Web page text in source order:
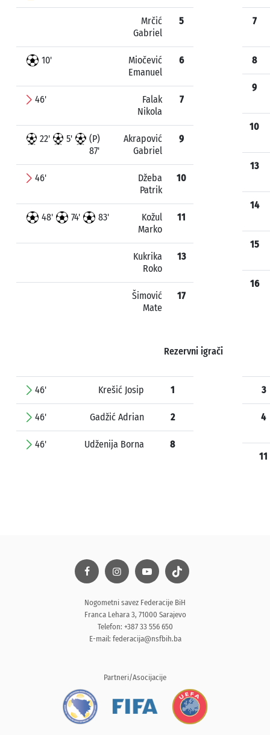
Mrčić
Gabriel
5
10'
Miočević
Emanuel
6
46'
Falak
Nikola
7
22' 5'
(P)
87'
Akrapović
Gabriel
9
46'
Džeba
Patrik
10
48' 74' 83'
Kožul
Marko
11
Kukrika
Roko
13
Šimović
Mate
17
7
8
9
10
13
14
15
16
Rezervni igrači
46' Krešić Josip 1
46' Gadžić Adrian 2
46' Udženija Borna 8
3
4
11
Nogometni savez Federacije BiH
Franca Lehara 3, 71000 Sarajevo
Telefon: +387 33 556 650
E-mail: federacija@nsfbih.ba
Partneri/Asocijacije